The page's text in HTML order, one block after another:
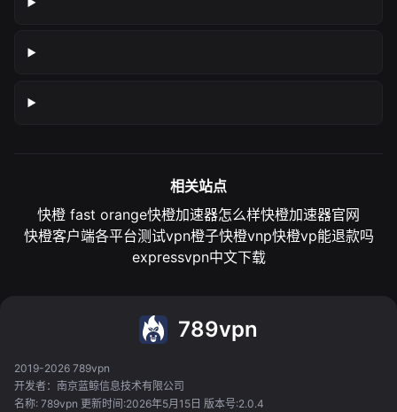
相关站点
快橙 fast orange快橙加速器怎么样快橙加速器官网
快橙客户端各平台测试vpn橙子快橙vnp快橙vp能退款吗
expressvpn中文下载
789vpn
2019-2026 789vpn
开发者：南京蓝鲸信息技术有限公司
名称: 789vpn 更新时间:2026年5月15日 版本号:2.0.4